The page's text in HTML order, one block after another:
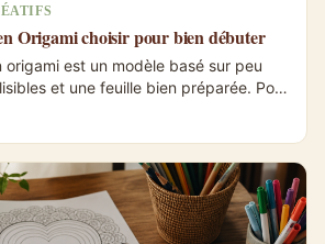
Origami choisir pour bien débuter
origami est un modèle basé sur peu
et une feuille bien préparée. Pour